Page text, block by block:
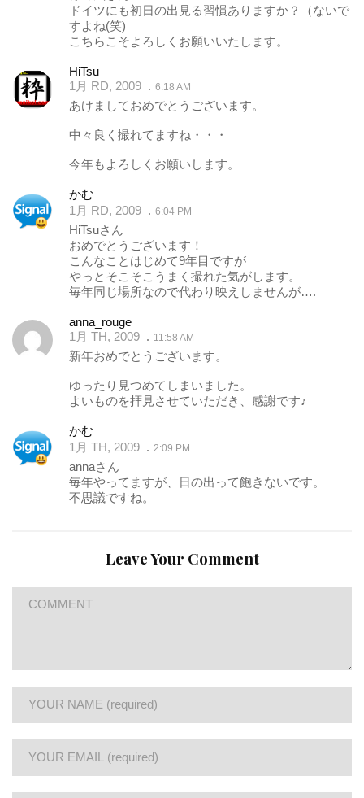
ドイツにも初日の出見る習慣ありますか？（ないで
すよね(笑)
こちらこそよろしくお願いいたします。
HiTsu
1月 RD, 2009
6:18 AM
あけましておめでとうございます。
中々良く撮れてますね・・・
今年もよろしくお願いします。
かむ
1月 RD, 2009
6:04 PM
HiTsuさん
おめでとうございます！
こんなことはじめて9年目ですが
やっとそこそこうまく撮れた気がします。
毎年同じ場所なので代わり映えしませんが….
anna_rouge
1月 TH, 2009
11:58 AM
新年おめでとうございます。
ゆったり見つめてしまいました。
よいものを拝見させていただき、感謝です♪
かむ
1月 TH, 2009
2:09 PM
annaさん
毎年やってますが、日の出って飽きないです。
不思議ですね。
Leave Your Comment